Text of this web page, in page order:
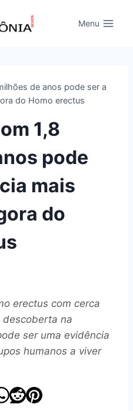
Menu
de anos pode ser a
do Homo erectus
1,8
pode
mais
do
erectus com cerca
descoberta na
ser uma evidência
humanos a viver